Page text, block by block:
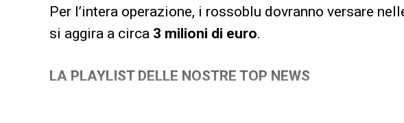
Per l’intera operazione, i rossoblu dovranno versare
si aggira a circa 3 milioni di euro.
LA PLAYLIST DELLE NOSTRE TOP NEWS